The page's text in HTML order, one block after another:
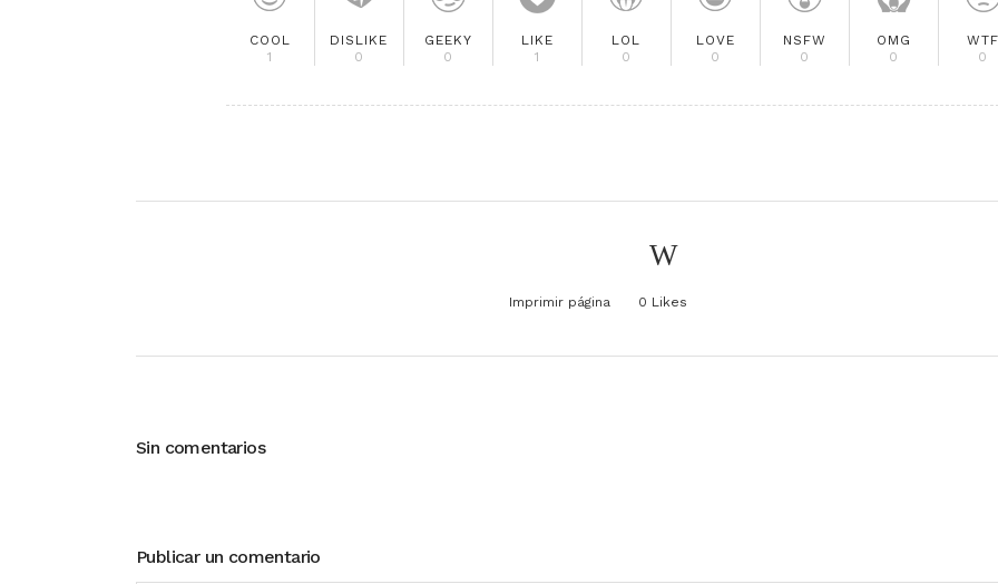
COOL
1
DISLIKE
0
GEEKY
0
LIKE
1
LOL
0
LOVE
0
NSFW
0
OMG
0
WTF
0
Imprimir página 0 Likes
Sin comentarios
Publicar un comentario